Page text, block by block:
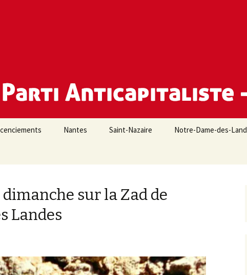
Nantes Saint-Nazaire Notre-Dame-des-
sur la Zad de
Landes